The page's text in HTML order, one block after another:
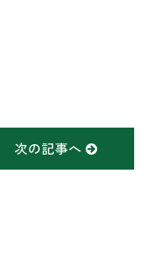
次の記事へ